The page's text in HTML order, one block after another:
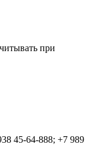
при
45-64-888; +7 989